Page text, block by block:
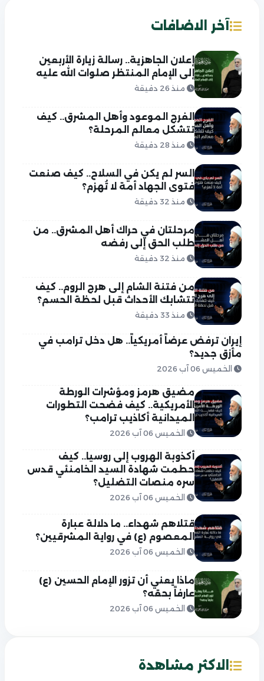
آخر الاضافات
إعلان الجاهزية.. رسالة زيارة الأربعين
إلى الإمام المنتظر صلوات الله عليه
منذ 26 دقيقة
الفرج الموعود وأهل المشرق.. كيف
تتشكل معالم المرحلة؟
منذ 28 دقيقة
السر لم يكن في السلاح.. كيف صنعت
فتوى الجهاد أمة لا تُهزم؟
منذ 32 دقيقة
مرحلتان في حراك أهل المشرق.. من
طلب الحق إلى رفضه
منذ 32 دقيقة
من فتنة الشام إلى هرج الروم.. كيف
تتشابك الأحداث قبل لحظة الحسم؟
منذ 33 دقيقة
إيران ترفض عرضاً أمريكياً.. هل دخل ترامب في
مأزق جديد؟
الخميس 06 آب 2026
مضيق هرمز ومؤشرات الورطة
الأمريكية.. كيف فضحت التطورات
الميدانية أكاذيب ترامب؟
الخميس 06 آب 2026
أكذوبة الهروب إلى روسيا.. كيف
حطمت شهادة السيد الخامنئي قدس
سره منصات التضليل؟
الخميس 06 آب 2026
قتلاهم شهداء.. ما دلالة عبارة
المعصوم (ع) في رواية المشرقيين؟
الخميس 06 آب 2026
ماذا يعني أن تزور الإمام الحسين (ع)
عارفاً بحقه؟
الخميس 06 آب 2026
الاكثر مشاهدة